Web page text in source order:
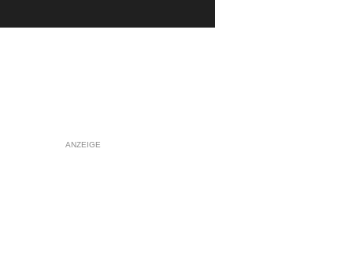
ANZEIGE